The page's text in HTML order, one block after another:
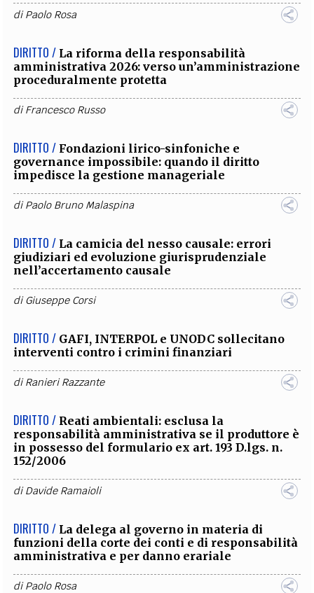
diPaolo Rosa
DIRITTO / La riforma della responsabilità
amministrativa 2026: verso un’amministrazione
proceduralmente protetta
diFrancesco Russo
DIRITTO / Fondazioni lirico-sinfoniche e
governance impossibile: quando il diritto
impedisce la gestione manageriale
diPaolo Bruno Malaspina
DIRITTO / La camicia del nesso causale: errori
giudiziari ed evoluzione giurisprudenziale
nell’accertamento causale
diGiuseppe Corsi
DIRITTO / GAFI, INTERPOL e UNODC sollecitano
interventi contro i crimini finanziari
diRanieri Razzante
DIRITTO / Reati ambientali: esclusa la
responsabilità amministrativa se il produttore è
in possesso del formulario ex art. 193 D.lgs. n.
152/2006
diDavide Ramaioli
DIRITTO / La delega al governo in materia di
funzioni della corte dei conti e di responsabilità
amministrativa e per danno erariale
diPaolo Rosa